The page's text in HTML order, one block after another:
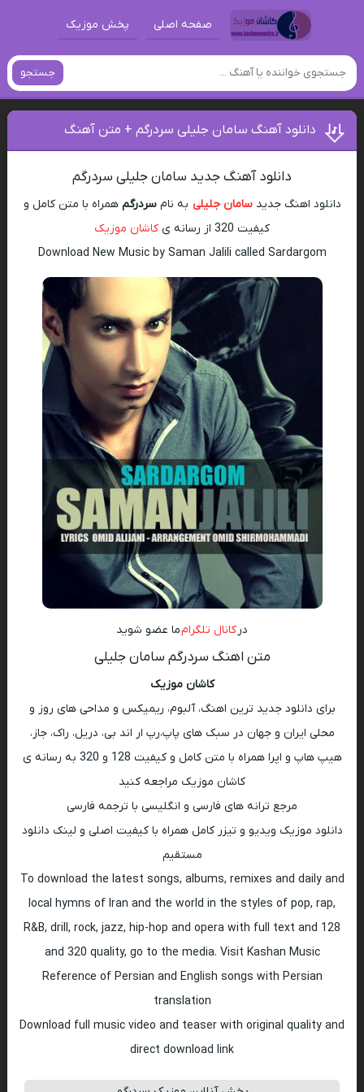
صفحه اصلی پخش موزیک
جستجو
دانلود آهنگ سامان جلیلی سردرگم + متن آهنگ
دانلود آهنگ جدید سامان جلیلی سردرگم
دانلود اهنگ جدیدسامان جلیلی به نامسردرگم همراه با متن کامل و
کیفیت 320 از رسانه ی
کاشان موزیک
Download New Music by Saman Jalili called Sardargom
در کانال تلگرامما عضو شوید
متن اهنگ سردرگم سامان جلیلی
کاشان موزیک
برای دانلود جدید ترین اهنگ، آلبوم، ریمیکس و مداحی های روز و
محلی ایران و جهان در سبک های پاپ،رپ ار اند بی، دریل، راک، جاز،
هیپ هاپ و اپرا همراه با متن کامل و کیفیت 128 و 320 به رسانه ی
کاشان موزیک مراجعه کنید
مرجع ترانه های فارسی و انگلیسی با ترجمه فارسی
دانلود موزیک ویدیو و تیزر کامل همراه با کیفیت اصلی و لینک دانلود
مستقیم
To download the latest songs, albums, remixes and daily and
local hymns of Iran and the world in the styles of pop, rap,
R&B, drill, rock, jazz, hip-hop and opera with full text and 128
and 320 quality, go to the media. Visit Kashan Music
Reference of Persian and English songs with Persian
translation
Download full music video and teaser with original quality and
direct download link